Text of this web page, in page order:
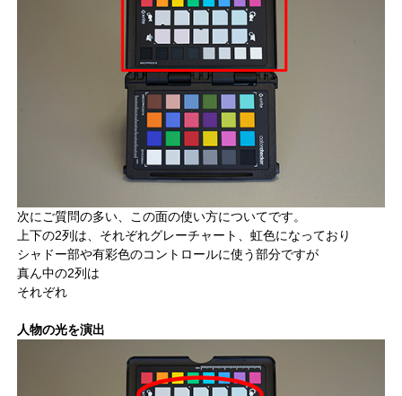
次にご質問の多い、この面の使い方についてです。
上下の2列は、それぞれグレーチャート、虹色になっており
シャドー部や有彩色のコントロールに使う部分ですが
真ん中の2列は
それぞれ
人物の光を演出